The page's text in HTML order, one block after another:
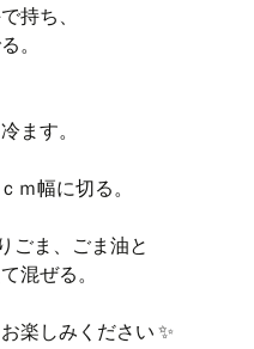
持ち、
。
ます。
ｍ幅に切る。
ごま、ごま油と
混ぜる。
楽しみください ✨